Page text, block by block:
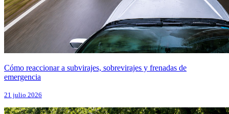
Cómo reaccionar a subvirajes, sobrevirajes y frenadas de
emergencia
21 julio 2026